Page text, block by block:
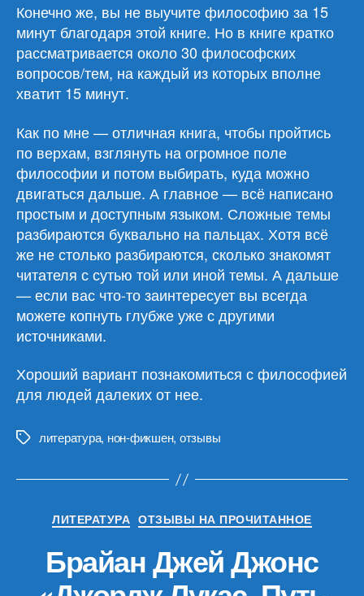
«Философия
за
15
минут»
Конечно же, вы не выучите философию за 15
минут благодаря этой книге. Но в книге кратко
рассматривается около 30 философских
вопросов/тем, на каждый из которых вполне
хватит 15 минут.
Как по мне — отличная книга, чтобы пройтись
по верхам, взглянуть на огромное поле
философии и потом выбирать, куда можно
двигаться дальше. А главное — всё написано
простым и доступным языком. Сложные темы
разбираются буквально на пальцах. Хотя всё
же не столько разбираются, сколько знакомят
читателя с сутью той или иной темы. А дальше
— если вас что-то заинтересует вы всегда
можете копнуть глубже уже с другими
источниками.
Хороший вариант познакомиться с философией
для людей далеких от нее.
Меткилитература, нон-фикшен, отзывы
Рубрики
ЛИТЕРАТУРА ОТЗЫВЫ НА ПРОЧИТАННОЕ
Брайан Джей Джонс